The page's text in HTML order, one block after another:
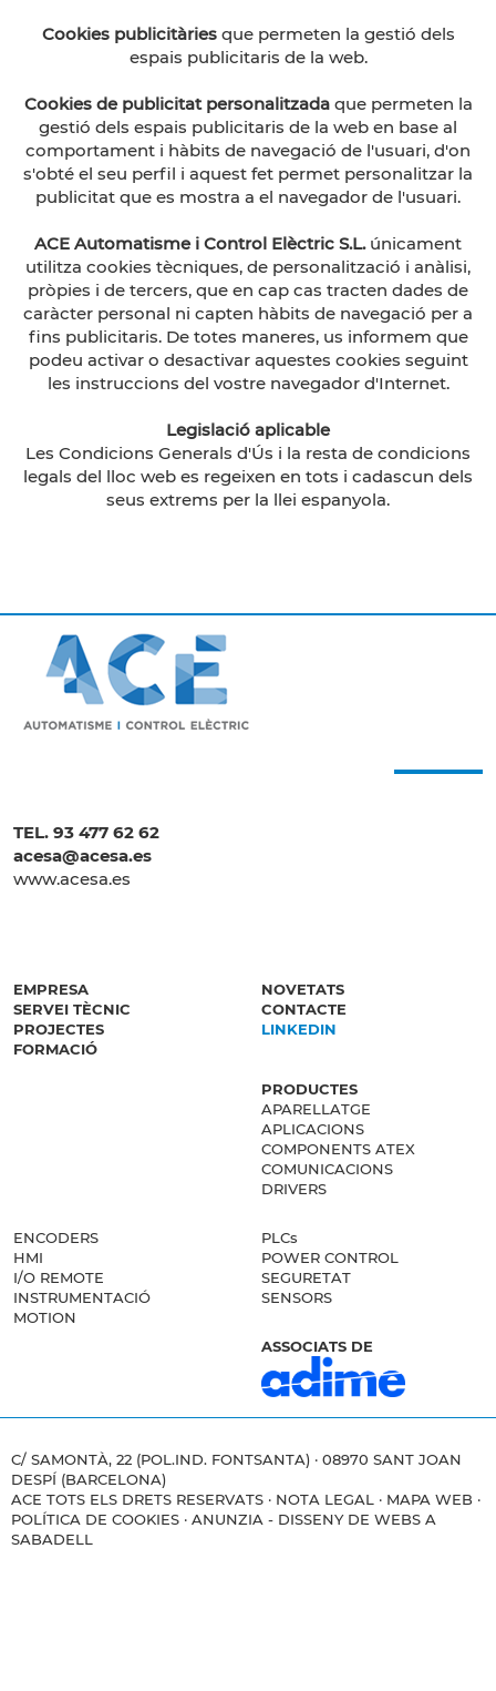
Cookies publicitàriesque permeten la gestió dels
espais publicitaris de la web.
Cookies de publicitat personalitzadaque permeten la
gestió dels espais publicitaris de la web en base al
comportament i hàbits de navegació de l'usuari, d'on
s'obté el seu perfil i aquest fet permet personalitzar la
publicitat que es mostra a el navegador de l'usuari.
ACE Automatisme i Control Elèctric S.L.únicament
utilitza cookies tècniques, de personalització i anàlisi,
pròpies i de tercers, que en cap cas tracten dades de
caràcter personal ni capten hàbits de navegació per a
fins publicitaris. De totes maneres, us informem que
podeu activar o desactivar aquestes cookies seguint
les instruccions del vostre navegador d'Internet.
Legislació aplicable
Les Condicions Generals d'Ús i la resta de condicions
legals del lloc web es regeixen en tots i cadascun dels
seus extrems per la llei espanyola.
TEL. 93 477 62 62
acesa@acesa.es
www.acesa.es
EMPRESA
SERVEI TÈCNIC
PROJECTES
FORMACIÓ
NOVETATS
CONTACTE
LINKEDIN
PRODUCTES
APARELLATGE
APLICACIONS
COMPONENTS ATEX
COMUNICACIONS
DRIVERS
ENCODERS
HMI
I/O REMOTE
INSTRUMENTACIÓ
MOTION
PLCs
POWER CONTROL
SEGURETAT
SENSORS
ASSOCIATS DE
C/ SAMONTÀ, 22 (POL.IND. FONTSANTA) · 08970 SANT JOAN
DESPÍ (BARCELONA)
ACE TOTS ELS DRETS RESERVATS · NOTA LEGAL · MAPA WEB ·
POLÍTICA DE COOKIES · ANUNZIA - DISSENY DE WEBS A
SABADELL